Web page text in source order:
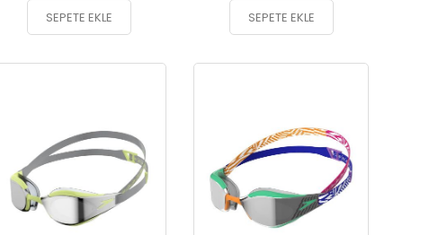
SEPETE EKLE SEPETE EKLE